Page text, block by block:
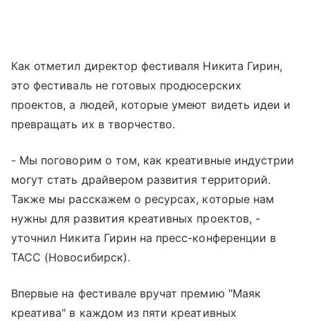
Как отметил директор фестиваля Никита Гирин,
это фестиваль не готовых продюсерских
проектов, а людей, которые умеют видеть идеи и
превращать их в творчество.
- Мы поговорим о том, как креативные индустрии
могут стать драйвером развития территорий.
Также мы расскажем о ресурсах, которые нам
нужны для развития креативных проектов, -
уточнил Никита Гирин на пресс-конференции в
ТАСС (Новосибирск).
Впервые на фестивале вручат премию "Маяк
креатива" в каждом из пяти креативных